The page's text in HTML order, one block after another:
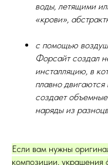
воды, летящими
«крови»,
с помощью
Форсайт создал
инсталляцию, в
плавно
создает
наряды из
Если вам нужны
композиции,